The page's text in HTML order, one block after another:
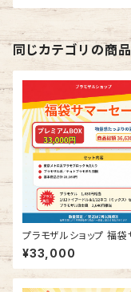
同じカテゴリの商品
プラモザルショップ 福袋
セール プレミアムBOX
¥33,000